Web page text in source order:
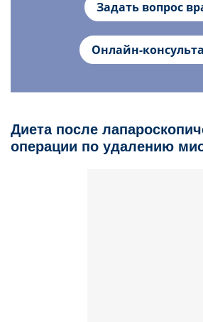
Задать вопрос
Онлайн-
Диета после
операции по удалению